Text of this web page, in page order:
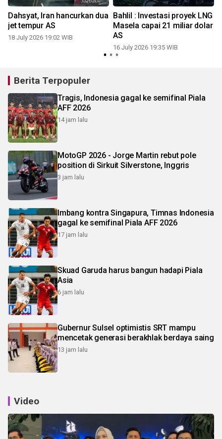
Dahsyat, Iran hancurkan dua
jet tempur AS
18 July 2026 19:02 WIB
Bahlil : Investasi proyek LNG
Masela capai 21 miliar dolar
AS
16 July 2026 19:35 WIB
Berita Terpopuler
Tragis, Indonesia gagal ke semifinal Piala
AFF 2026
14 jam lalu
MotoGP 2026 - Jorge Martin rebut pole
position di Sirkuit Silverstone, Inggris
3 jam lalu
Imbang kontra Singapura, Timnas Indonesia
gagal ke semifinal Piala AFF 2026
17 jam lalu
Skuad Garuda harus bangun hadapi Piala
Asia
6 jam lalu
Gubernur Sulsel optimistis SRT mampu
mencetak generasi berakhlak berdaya saing
13 jam lalu
Video